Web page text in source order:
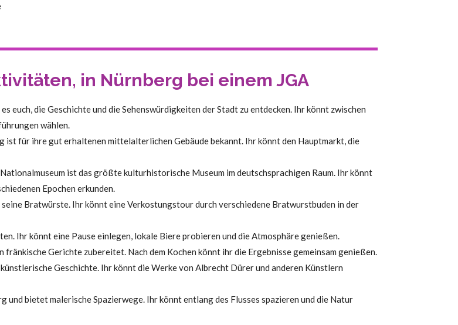
in Nürnberg bei einem JGA
die Geschichte und die Sehenswürdigkeiten der Stadt zu entdecken. Ihr könnt zwischen
wählen.
für ihre gut erhaltenen mittelalterlichen Gebäude bekannt. Ihr könnt den Hauptmarkt, die
ist das größte kulturhistorische Museum im deutschsprachigen Raum. Ihr könnt
Epochen erkunden.
Bratwürste. Ihr könnt eine Verkostungstour durch verschiedene Bratwurstbuden in der
Ihr könnt eine Pause einlegen, lokale Biere probieren und die Atmosphäre genießen.
Gerichte zubereitet. Nach dem Kochen könnt ihr die Ergebnisse gemeinsam genießen.
Geschichte. Ihr könnt die Werke von Albrecht Dürer und anderen Künstlern
bietet malerische Spazierwege. Ihr könnt entlang des Flusses spazieren und die Natur